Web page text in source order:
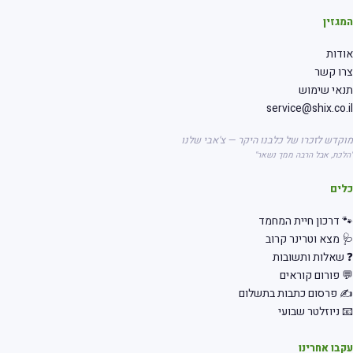
קשר
שימוש
לזכרו של כלבנו היקר — צ'אבי שלנו
אבל הרבה ממך נשאר"
דרכון חיית המחמד
מצא וטרינר קרוב
שאלות ותשובות
פורום קוראים
פרסום כתבות בתשלום
ניוזלטר שבועי
אחרינו